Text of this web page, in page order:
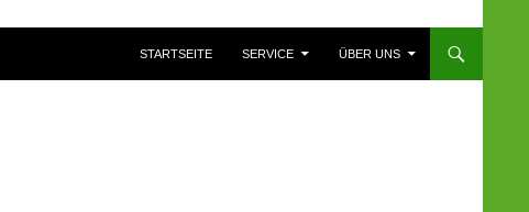
STARTSEITE
SERVICE ÜBER UNS